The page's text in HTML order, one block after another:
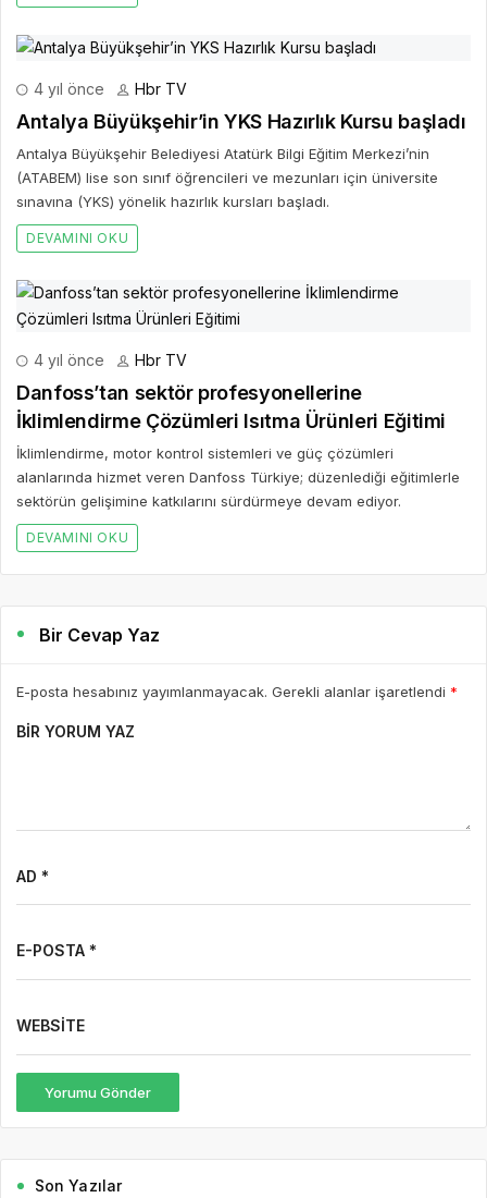
4 yıl önce Hbr TV
Antalya Büyükşehir’in YKS Hazırlık Kursu başladı
Antalya Büyükşehir Belediyesi Atatürk Bilgi Eğitim Merkezi’nin
(ATABEM) lise son sınıf öğrencileri ve mezunları için üniversite
sınavına (YKS) yönelik hazırlık kursları başladı.
DEVAMINI OKU
4 yıl önce Hbr TV
Danfoss’tan sektör profesyonellerine
İklimlendirme Çözümleri Isıtma Ürünleri Eğitimi
İklimlendirme, motor kontrol sistemleri ve güç çözümleri
alanlarında hizmet veren Danfoss Türkiye; düzenlediği eğitimlerle
sektörün gelişimine katkılarını sürdürmeye devam ediyor.
DEVAMINI OKU
Bir Cevap Yaz
E-posta hesabınız yayımlanmayacak. Gerekli alanlar işaretlendi *
BIR YORUM YAZ
AD *
E-POSTA *
WEBSITE
Yorumu Gönder
Son Yazılar